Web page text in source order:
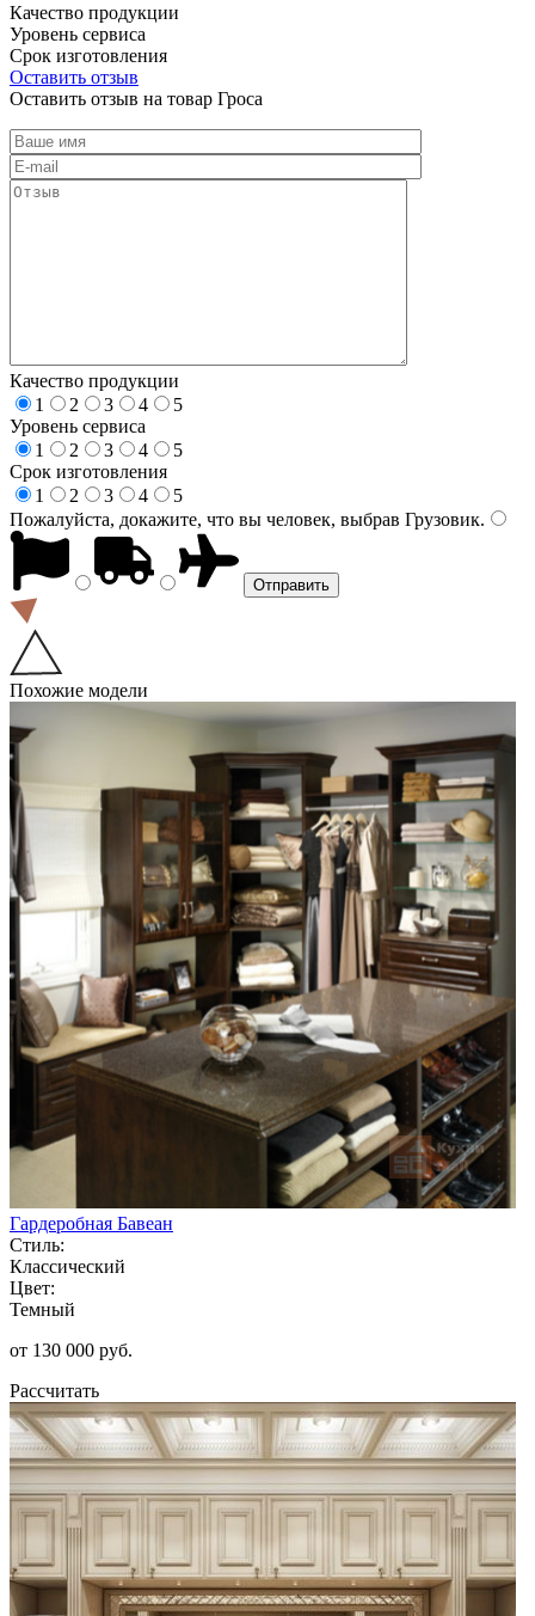
Качество продукции
Уровень сервиса
Срок изготовления
Оставить отзыв
Оставить отзыв на товар Гроса
Качество продукции
1
2 3 4
5
Уровень сервиса
1
2 3 4
5
Срок изготовления
1
2 3 4
5
Пожалуйста, докажите, что вы человек, выбрав Грузовик.
Похожие модели
Гардеробная Бавеан
Стиль:
Классический
Цвет:
Темный
от 130 000 руб.
Рассчитать